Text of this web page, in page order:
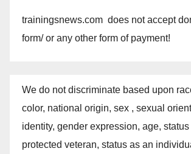
trainingsnews.com does not accept
form/ or any other form of payment!
We do not discriminate based upon
color, national origin, sex , sexual
identity, gender expression, age, status
protected veteran, status as an